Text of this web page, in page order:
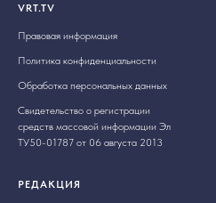
VRT.TV
Правовая информация
Политика конфиденциальности
Обработка персональных данных
Свидетельство о регистрации
средств массовой информации Эл
ТУ50-01787 от 06 августа 2013
РЕДАКЦИЯ